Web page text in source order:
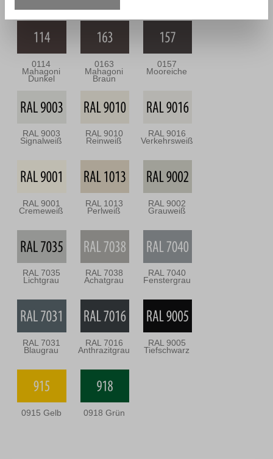
Dunkel
0114
Mahagoni
Dunkel
0163
Mahagoni
Braun
0157
Mooreiche
RAL 9003
Signalweiß
RAL 9010
Reinweiß
RAL 9016
Verkehrsweiß
RAL 9001
Cremeweiß
RAL 1013
Perlweiß
RAL 9002
Grauweiß
RAL 7035
Lichtgrau
RAL 7038
Achatgrau
RAL 7040
Fenstergrau
RAL 7031
Blaugrau
RAL 7016
Anthrazitgrau
RAL 9005
Tiefschwarz
0915 Gelb 0918 Grün